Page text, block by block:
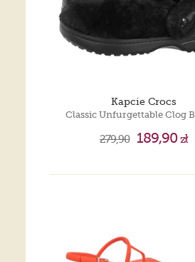
Kapcie Crocs
279,90 189,90zł